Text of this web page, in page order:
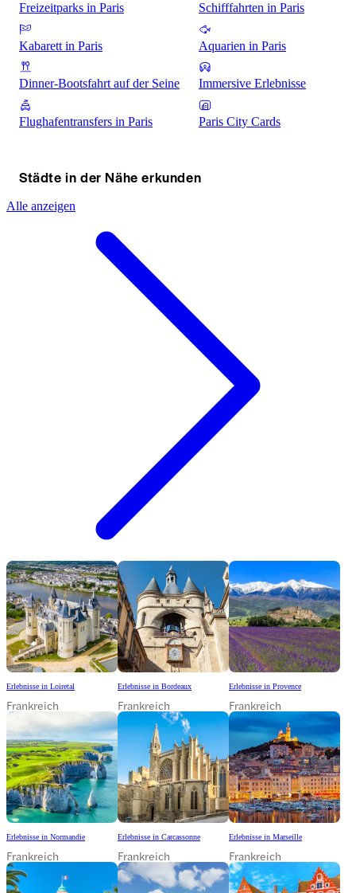
Freizeitparks in Paris Schifffahrten in Paris
Kabarett in Paris Aquarien in Paris
Dinner-Bootsfahrt auf der Seine Immersive Erlebnisse
Flughafentransfers in Paris Paris City Cards
Städte in der Nähe erkunden
Alle anzeigen
Erlebnisse in Loiretal
Frankreich
Erlebnisse in Bordeaux
Frankreich
Erlebnisse in Provence
Frankreich
Erlebnisse in Normandie
Frankreich
Erlebnisse in Carcassonne
Frankreich
Erlebnisse in Marseille
Frankreich